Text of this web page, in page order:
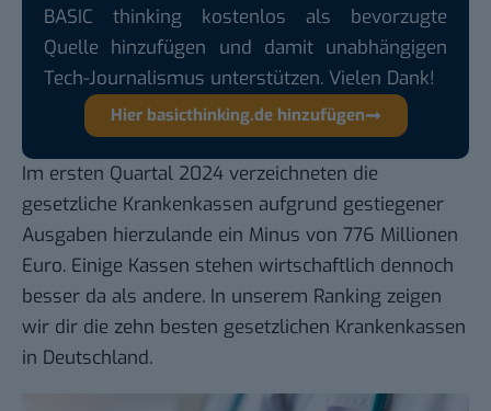
BASIC thinking kostenlos als bevorzugte
Quelle hinzufügen und damit unabhängigen
Tech-Journalismus unterstützen. Vielen Dank!
Hier basicthinking.de hinzufügen
Im ersten Quartal 2024 verzeichneten die
gesetzliche Krankenkassen aufgrund gestiegener
Ausgaben hierzulande ein Minus von 776 Millionen
Euro. Einige Kassen stehen wirtschaftlich dennoch
besser da als andere. In unserem Ranking zeigen
wir dir die zehn besten gesetzlichen Krankenkassen
in Deutschland.